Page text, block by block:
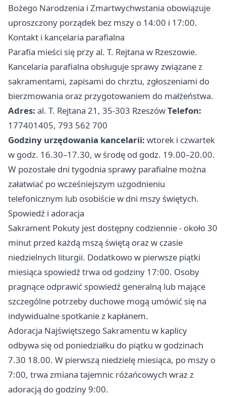
Bożego Narodzenia i Zmartwychwstania obowiązuje
uproszczony porządek bez mszy o 14:00 i 17:00.
Kontakt i kancelaria parafialna
Parafia mieści się przy al. T. Rejtana w Rzeszowie.
Kancelaria parafialna obsługuje sprawy związane z
sakramentami, zapisami do chrztu, zgłoszeniami do
bierzmowania oraz przygotowaniem do małżeństwa.
Adres: al. T. Rejtana 21, 35-303 RzeszówTelefon:
177401405, 793 562 700
Godziny urzędowania kancelarii: wtorek i czwartek
w godz. 16.30–17.30, w środę od godz. 19.00–20.00.
W pozostałe dni tygodnia sprawy parafialne można
załatwiać po wcześniejszym uzgodnieniu
telefonicznym lub osobiście w dni mszy świętych.
Spowiedź i adoracja
Sakrament Pokuty jest dostępny codziennie - około 30
minut przed każdą mszą świętą oraz w czasie
niedzielnych liturgii. Dodatkowo w pierwsze piątki
miesiąca spowiedź trwa od godziny 17:00. Osoby
pragnące odprawić spowiedź generalną lub mające
szczególne potrzeby duchowe mogą umówić się na
indywidualne spotkanie z kapłanem.
Adoracja Najświętszego Sakramentu w kaplicy
odbywa się od poniedziałku do piątku w godzinach
7.30 18.00. W pierwszą niedzielę miesiąca, po mszy o
7:00, trwa zmiana tajemnic różańcowych wraz z
adoracją do godziny 9:00.